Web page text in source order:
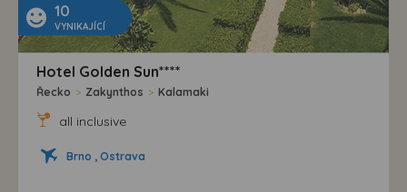
10
VYNIKAJÍCÍ
Hotel Golden Sun****
Řecko > Zakynthos > Kalamaki
all inclusive
Brno , Ostrava